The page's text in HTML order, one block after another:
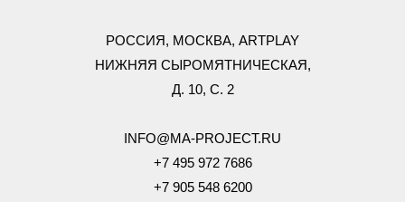
РОССИЯ, МОСКВА, ARTPLAY
НИЖНЯЯ СЫРОМЯТНИЧЕСКАЯ,
Д. 10, С. 2
INFO@MA-PROJECT.RU
+7 495 972 7686
+7 905 548 6200